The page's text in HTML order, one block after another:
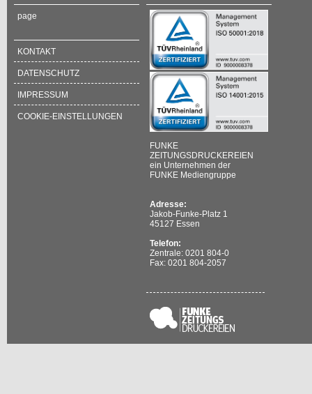
page
KONTAKT
DATENSCHUTZ
IMPRESSUM
COOKIE-EINSTELLUNGEN
FUNKE
ZEITUNGSDRUCKEREIEN
ein Unternehmen der
FUNKE Mediengruppe
Adresse:
Jakob-Funke-Platz 1
45127 Essen
Telefon:
Zentrale: 0201 804-0
Fax: 0201 804-2057